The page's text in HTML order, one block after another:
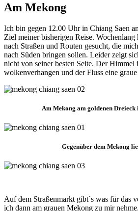
Am Mekong
Ich bin gegen 12.00 Uhr in Chiang Saen
Ziel meiner bisherigen Reise. Wochenlang
nach Straßen und Routen gesucht, die
nach Süden bringen sollen. Leider zeigt
nicht von seiner besten Seite. Der Himmel
wolkenverhangen und der Fluss eine
Am Mekong am goldenen Dreieck
Gegenüber dem Mekong
Auf dem Straßenmarkt gibt`s was für das
ich dann am grauen Mekong zu mir